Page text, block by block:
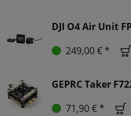
DJI O4 Air Unit
249,00 € *
GEPRC Taker
71,90 € *